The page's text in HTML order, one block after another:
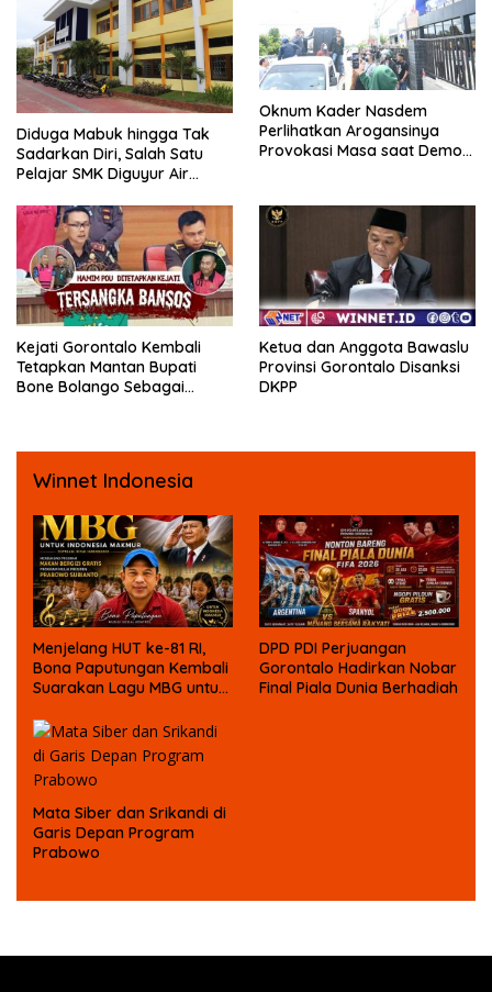
Diduga Mabuk hingga Tak
Sadarkan Diri, Salah Satu
Pelajar SMK Diguyur Air
Fisik oleh Beberapa
Temannya
Oknum Kader Nasdem
Perlihatkan Arogansinya
Provokasi Masa saat Demo
Kejati Gorontalo Kembali
Tetapkan Mantan Bupati
Bone Bolango Sebagai
Ketua dan Anggota Bawaslu
Provinsi Gorontalo Disanksi
DKPP
Winnet Indonesia
Menjelang HUT ke-81 RI,
Bona Paputungan Kembali
Suarakan Lagu MBG untuk
DPD PDI Perjuangan
Gorontalo Hadirkan Nobar
Final Piala Dunia Berhadiah
Mata Siber dan Srikandi di
Garis Depan Program
Prabowo